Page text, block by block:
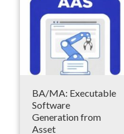
BA/MA: Executable
Software
Generation from
Asset